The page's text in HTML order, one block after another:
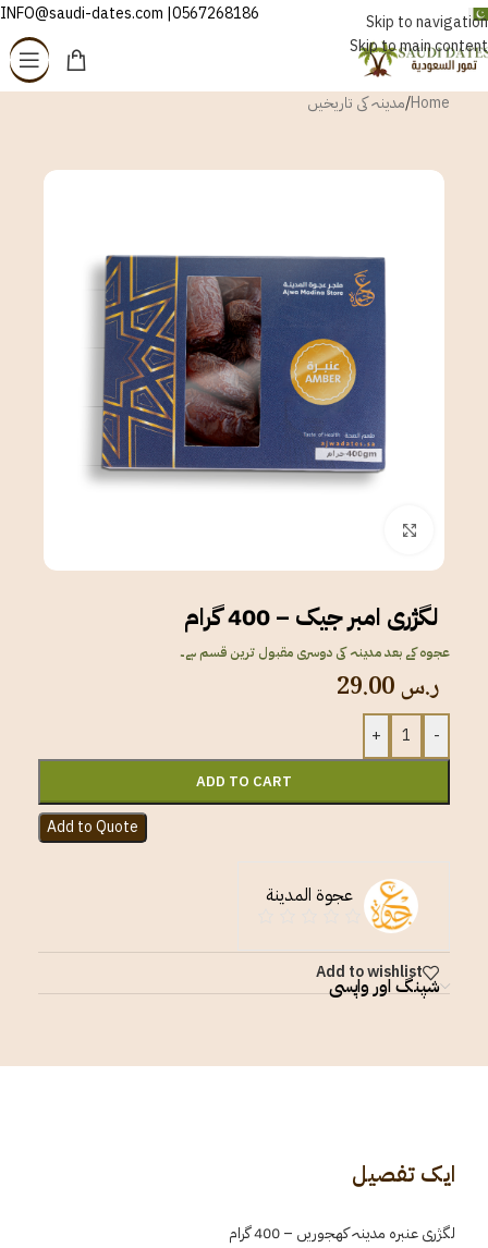
Skip to navigation
Skip to main content
اردو 0567268186| INFO@saudi-dates.com
Home
/مدینہ کی تاریخیں
لگژری امبر جیک – 400 گرام
عجوہ کے بعد مدینہ کی دوسری مقبول ترین قسم ہے۔
ر.س
-
+
ADD TO CART
Add to Quote
عجوة المدينة
Add to wishlist
شپنگ اور واپسی
ایک تفصیل
لگژری عنبرہ مدینہ کھجوریں – 400 گرام